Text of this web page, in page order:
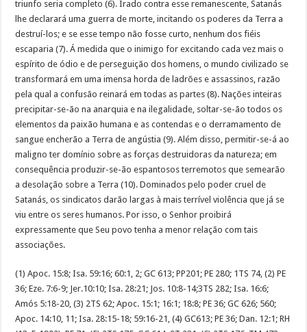
triunfo seria completo (6). Irado contra esse remanescente, Satanás
lhe declarará uma guerra de morte, incitando os poderes da Terra a
destruí-los; e se esse tempo não fosse curto, nenhum dos fiéis
escaparia (7). Á medida que o inimigo for excitando cada vez mais o
espírito de ódio e de perseguição dos homens, o mundo civilizado se
transformará em uma imensa horda de ladrões e assassinos, razão
pela qual a confusão reinará em todas as partes (8). Nações inteiras
precipitar-se-ão na anarquia e na ilegalidade, soltar-se-ão todos os
elementos da paixão humana e as contendas e o derramamento de
sangue encherão a Terra de angústia (9). Além disso, permitir-se-á ao
maligno ter domínio sobre as forças destruidoras da natureza; em
consequência produzir-se-ão espantosos terremotos que semearão
a desolação sobre a Terra (10). Dominados pelo poder cruel de
Satanás, os sindicatos darão largas à mais terrível violência que já se
viu entre os seres humanos. Por isso, o Senhor proibirá
expressamente que Seu povo tenha a menor relação com tais
associações.
(1) Apoc. 15:8; Isa. 59:16; 60:1, 2; GC 613; PP201; PE 280; 1TS 74, (2) PE
36; Eze. 7:6-9; Jer.10:10; Isa. 28:21; Jos. 10:8-14;3TS 282; Isa. 16:6;
Amós 5:18-20, (3) 2TS 62; Apoc. 15:1; 16:1; 18:8; PE 36; GC 626; 560;
Apoc. 14:10, 11; Isa. 28:15-18; 59:16-21, (4) GC613; PE 36; Dan. 12:1; RH